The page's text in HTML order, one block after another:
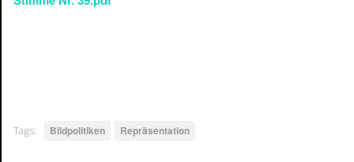
Tags: Bildpolitiken Repräsentation